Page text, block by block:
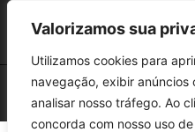
Valorizamos sua
Utilizamos cookies para
navegação, exibir
analisar nosso tráfego. Ao
concorda com nosso uso